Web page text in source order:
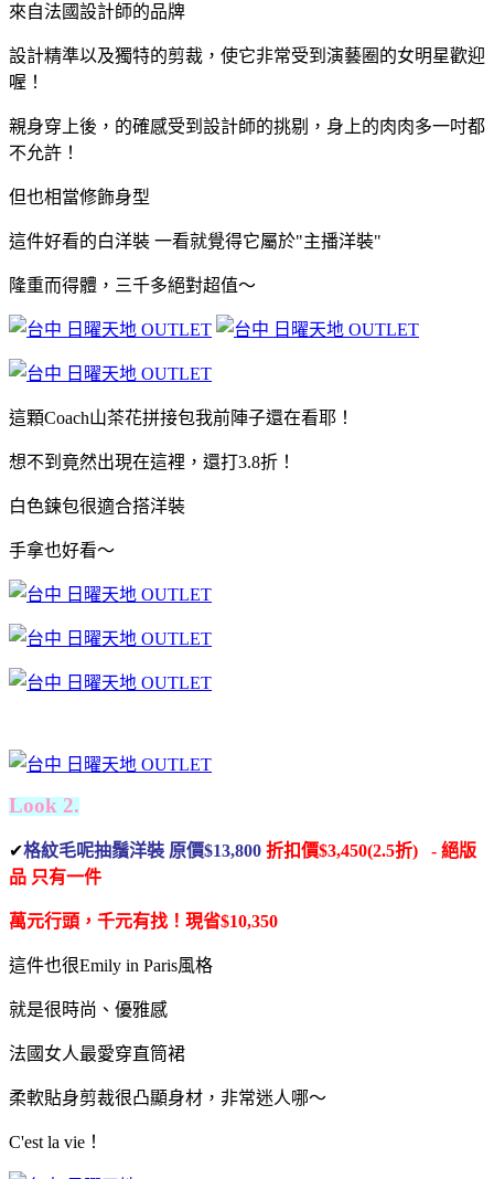
來自法國設計師的品牌
設計精準以及獨特的剪裁，使它非常受到演藝圈的女明星歡迎
喔！
親身穿上後，的確感受到設計師的挑剔，身上的肉肉多一吋都
不允許！
但也相當修飾身型
這件好看的白洋裝 一看就覺得它屬於"主播洋裝"
隆重而得體，三千多絕對超值～
這顆Coach山茶花拼接包我前陣子還在看耶！
想不到竟然出現在這裡，還打3.8折！
白色鍊包很適合搭洋裝
手拿也好看～
Look 2.
✔格紋毛呢抽鬚洋裝 原價$13,800 折扣價$3,450(2.5折) - 絕版
品 只有一件
萬元行頭，千元有找！ 現省$10,350
這件也很Emily in Paris風格
就是很時尚、優雅感
法國女人最愛穿直筒裙
柔軟貼身剪裁很凸顯身材，非常迷人哪～
C'est la vie！